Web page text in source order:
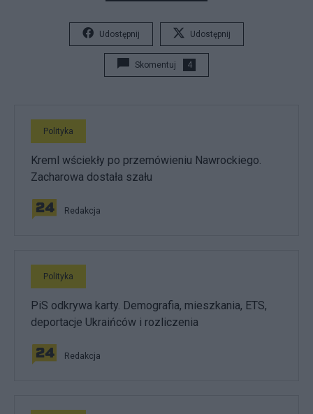
Udostępnij Udostępnij
Skomentuj 4
Polityka
Kreml wściekły po przemówieniu Nawrockiego.
Zacharowa dostała szału
Redakcja
Polityka
PiS odkrywa karty. Demografia, mieszkania, ETS,
deportacje Ukraińców i rozliczenia
Redakcja